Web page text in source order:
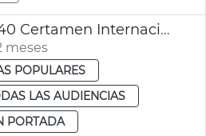
Programación 140 Certamen Internacional Bandas Música Ciudad València
meses
POPULARES
LAS AUDIENCIAS
PORTADA